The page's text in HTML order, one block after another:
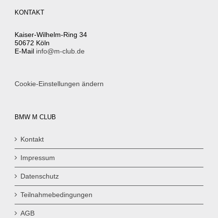
KONTAKT
Kaiser-Wilhelm-Ring 34
50672 Köln
E-Mail info@m-club.de
Cookie-Einstellungen ändern
BMW M CLUB
Kontakt
Impressum
Datenschutz
Teilnahmebedingungen
AGB